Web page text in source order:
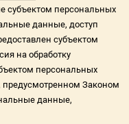
субъектом персональных
данные, доступ
субъектом
на обработку
персональных
предусмотренном Законом
данные,